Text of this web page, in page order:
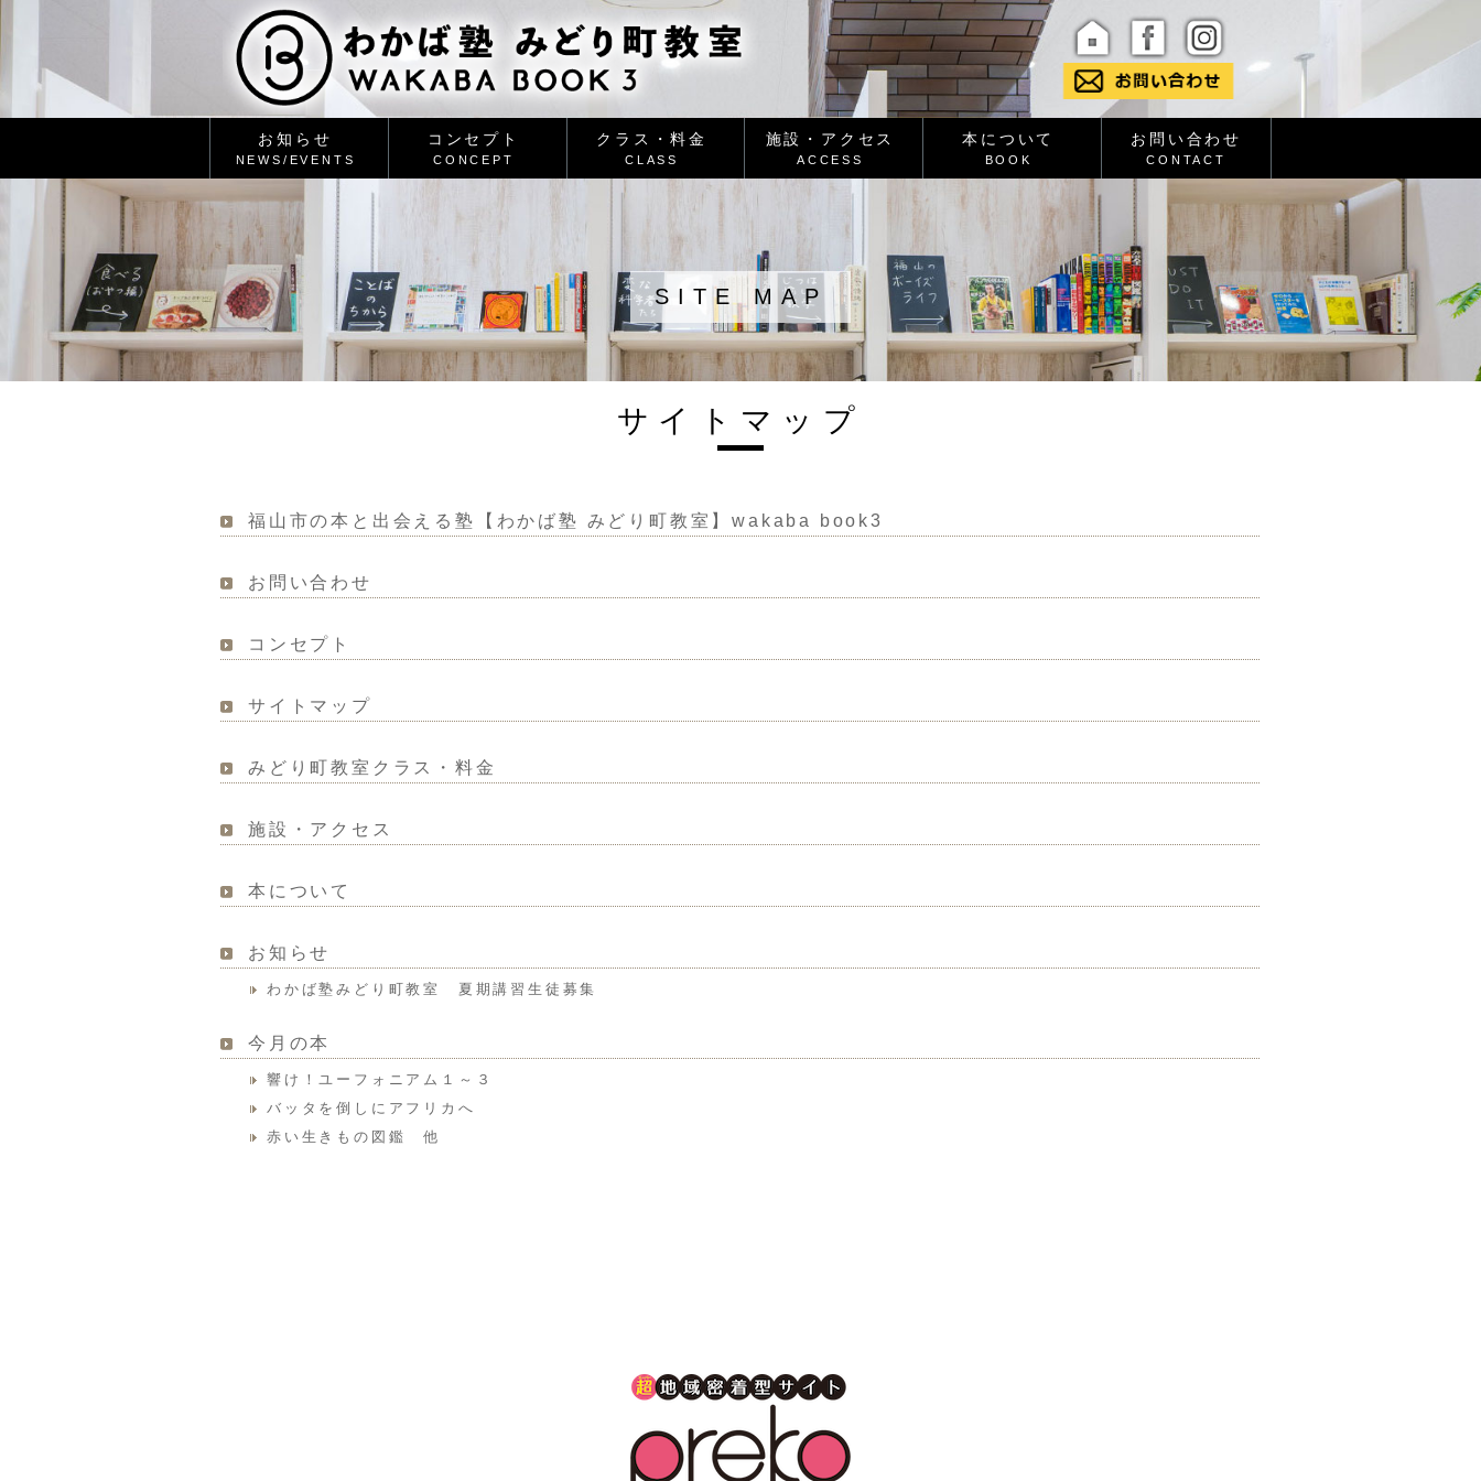
お知らせ
NEWS/EVENTS
コンセプト
CONCEPT
クラス・料金
CLASS
施設・アクセス
ACCESS
本について
BOOK
お問い合わせ
CONTACT
SITE MAP
サイトマップ
福山市の本と出会える塾【わかば塾 みどり町教室】wakaba book3
お問い合わせ
コンセプト
サイトマップ
みどり町教室クラス・料金
施設・アクセス
本について
お知らせ
わかば塾みどり町教室 夏期講習生徒募集
今月の本
響け！ユーフォニアム１～３
バッタを倒しにアフリカへ
赤い生きもの図鑑 他